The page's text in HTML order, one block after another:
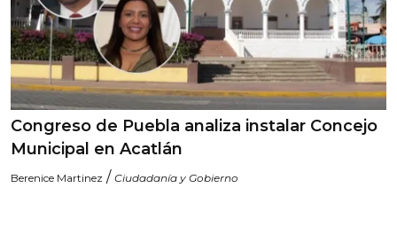
Congreso de Puebla analiza instalar Concejo
Municipal en Acatlán
Berenice Martinez / Ciudadanía y Gobierno